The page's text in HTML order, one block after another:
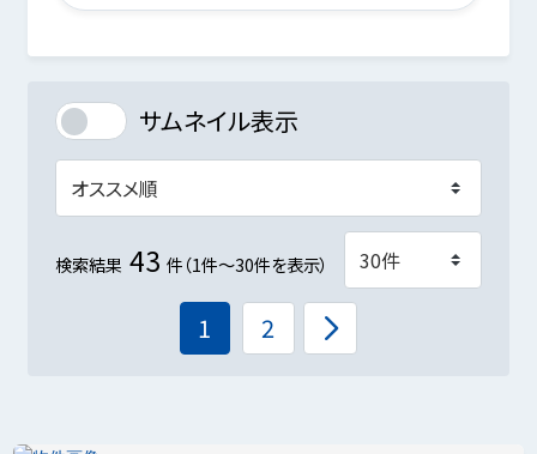
サムネイル表示
検索結果 43 件（1件～30件を表示）
1 2